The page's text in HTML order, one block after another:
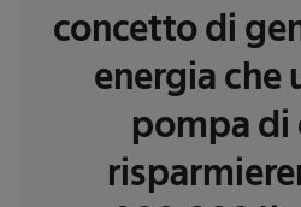
concetto di
energia che
pompa di